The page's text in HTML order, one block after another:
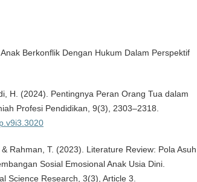
Berkonflik Dengan Hukum Dalam Perspektif
H. (2024). Pentingnya Peran Orang Tua dalam
Profesi Pendidikan, 9(3), 2303–2318.
Rahman, T. (2023). Literature Review: Pola Asuh
Sosial Emosional Anak Usia Dini.
Science Research, 3(3), Article 3.